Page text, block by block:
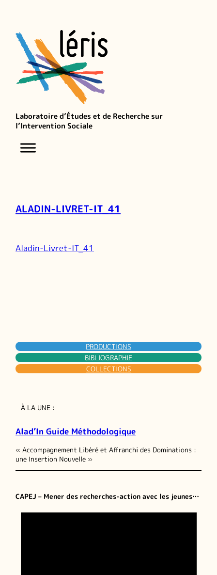
Laboratoire d’Études et de Recherche sur
l’Intervention Sociale
ALADIN-LIVRET-IT_41
Aladin-Livret-IT_41
PRODUCTIONS
BIBLIOGRAPHIE
COLLECTIONS
À LA UNE :
Alad’In Guide Méthodologique
« Accompagnement Libéré et Affranchi des Dominations :
une Insertion Nouvelle »
CAPEJ – Mener des recherches-action avec les jeunes…